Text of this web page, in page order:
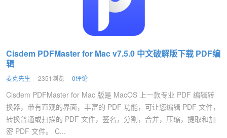
Cisdem PDFMaster for Mac v7.5.0 中文破解版下载 PDF编
辑
麦克先生 2351浏览 0评论
Cisdem PDFMaster for Mac 版是 MacOS 上一款专业 PDF 编辑转
换器，带有直观的界面，丰富的 PDF 功能，可让您编辑 PDF 文件，
转换普通或扫描的 PDF 文件，签名，分割，合并，压缩，提取和加
密 PDF 文件。 C...